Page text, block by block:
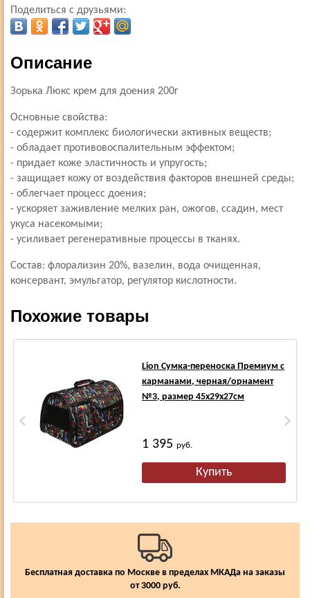
Поделиться с друзьями:
Описание
Зорька Люкс крем для доения 200г
Основные свойства:
- содержит комплекс биологически активных веществ;
- обладает противовоспалительным эффектом;
- придает коже эластичность и упругость;
- защищает кожу от воздействия факторов внешней среды;
- облегчает процесс доения;
- ускоряет заживление мелких ран, ожогов, ссадин, мест
укуса насекомыми;
- усиливает регенеративные процессы в тканях.
Состав: флорализин 20%, вазелин, вода очищенная,
консервант, эмульгатор, регулятор кислотности.
Похожие товары
Lion Сумка-переноска Премиум с
карманами, черная/орнамент
№3, размер 45х29х27см
1 395руб.
Бесплатная доставка по Москве в пределах МКАДа на заказы
от 3000 руб.